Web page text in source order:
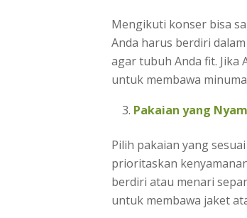
Mengikuti konser bisa
Anda harus berdiri
agar tubuh Anda fit. Jika
untuk membawa
Pakaian yang
Pilih pakaian yang
prioritaskan
berdiri atau menari
untuk membawa jaket